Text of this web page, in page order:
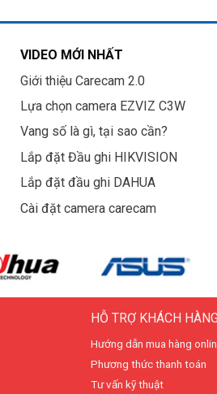
VIDEO MỚI NHẤT
Giới thiệu Carecam 2.0
Lựa chọn camera EZVIZ C3W
Vang số là gì, tại sao cần?
Lắp đặt Đầu ghi HIKVISION
Lắp đặt đầu ghi DAHUA
Cài đặt camera carecam
HỖ TRỢ KHÁCH HÀNG
Hướng dẫn mua hàng
Phương thức thanh toán
Tư vấn kỹ thuật